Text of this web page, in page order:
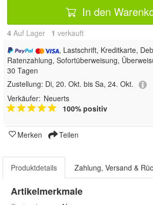
In den
4 Auf Lager 1 verkauft
, Lastschrift, Kreditkarte,
Ratenzahlung, Sofortüberweisung,
30 Tagen
Zustellung: Di, 20. Okt. bis Sa, 24. Okt.
Verkäufer: Neuerts
100% positiv
Merken Teilen
Produktdetails Zahlung, Versand &
Artikelmerkmale